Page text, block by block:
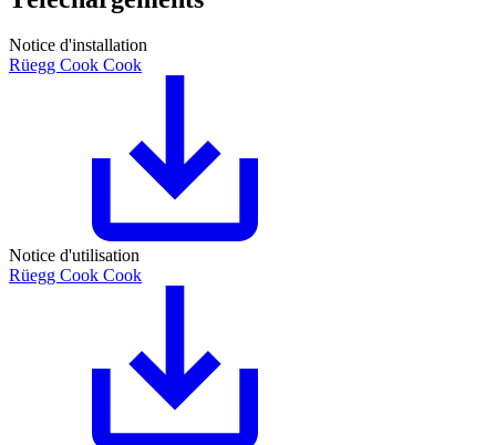
Notice d'installation
Rüegg Cook Cook
Notice d'utilisation
Rüegg Cook Cook